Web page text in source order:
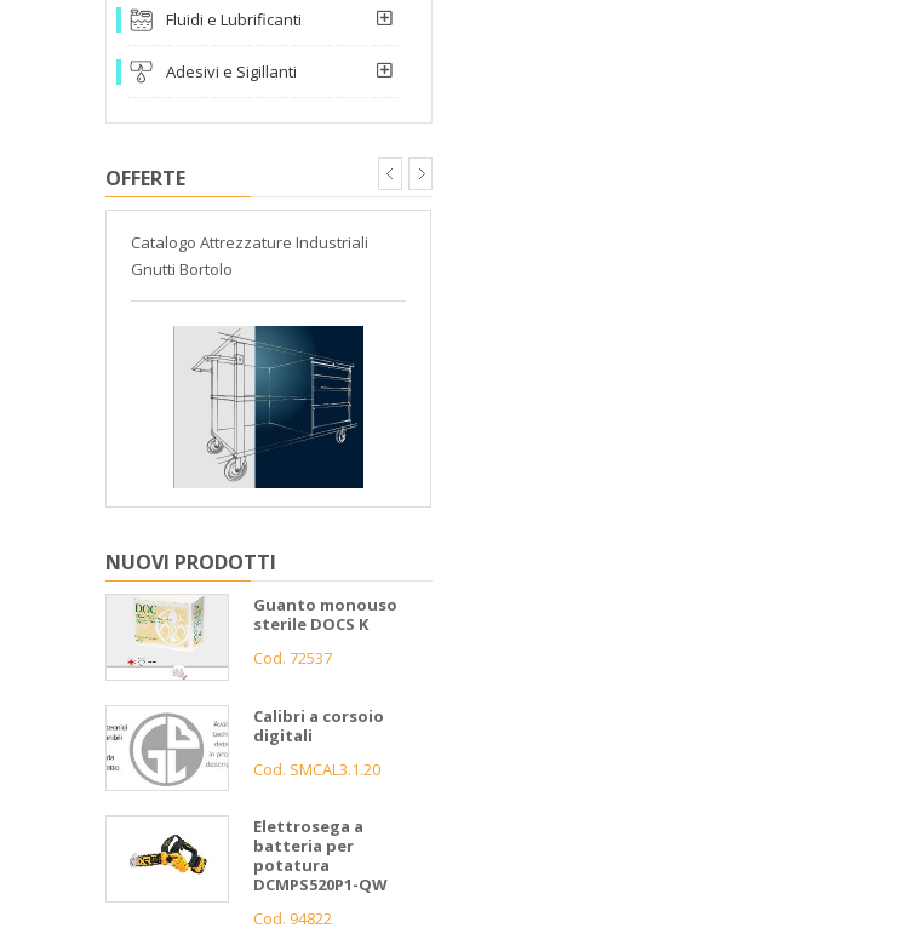
Fluidi e Lubrificanti
Adesivi e Sigillanti
OFFERTE
Catalogo Attrezzature Industriali
Gnutti Bortolo
NUOVI PRODOTTI
Guanto monouso
sterile DOCS K
Cod. 72537
Calibri a corsoio
digitali
Cod. SMCAL3.1.20
Elettrosega a
batteria per
potatura
DCMPS520P1-QW
Cod. 94822